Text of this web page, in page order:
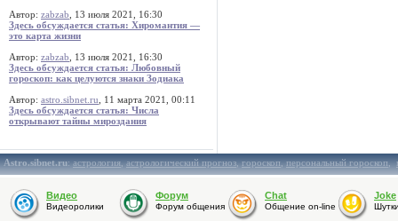
Автор: zabzab , 13 июля 2021, 16:30
Здесь обсуждается статья: Хиромантия —
это карта жизни
Автор: zabzab , 13 июля 2021, 16:30
Здесь обсуждается статья: Любовный
гороскоп: как целуются знаки Зодиака
Автор: astro.sibnet.ru , 11 марта 2021, 00:11
Здесь обсуждается статья: Числа
открывают тайны мироздания
Astro.sibnet.ru:астрология,астрологический прогноз,гороскоп,персональный гороскоп,
Видео
Видеоролики
Форум
Форум общения
Chat
Общение on-line
Joke